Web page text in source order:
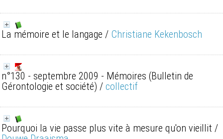
La mémoire et le langage / Christiane Kekenbosch
n°130 - septembre 2009 - Mémoires (Bulletin de
Gérontologie et société) / collectif
Pourquoi la vie passe plus vite à mesure qu'on vieillit /